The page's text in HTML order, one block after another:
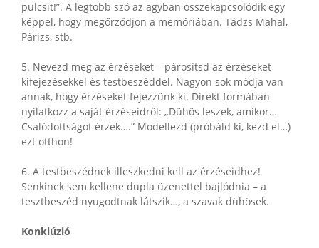
pulcsit!”. A legtöbb szó az agyban összekapcsolódik egy
képpel, hogy megőrződjön a memóriában. Tádzs Mahal,
Párizs, stb.
5. Nevezd meg az érzéseket – párosítsd az érzéseket
kifejezésekkel és testbeszéddel. Nagyon sok módja van
annak, hogy érzéseket fejezzünk ki. Direkt formában
nyilatkozz a saját érzéseidről: „Dühös leszek, amikor…
Csalódottságot érzek….” Modellezd (próbáld ki, kezd el…)
ezt otthon!
6. A testbeszédnek illeszkedni kell az érzéseidhez!
Senkinek sem kellene dupla üzenettel bajlódnia – a
tesztbeszéd nyugodtnak látszik…, a szavak dühösek.
Konklúzió